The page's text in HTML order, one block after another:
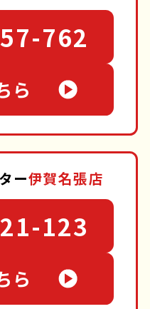
762
ら
ー伊賀名張店
123
ら